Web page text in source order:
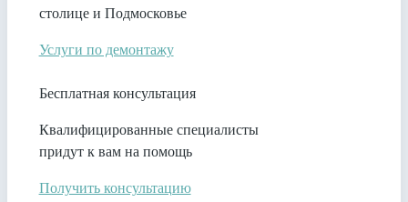
столице и Подмосковье
Услуги по демонтажу
Бесплатная консультация
Квалифицированные специалисты
придут к вам на помощь
Получить консультацию